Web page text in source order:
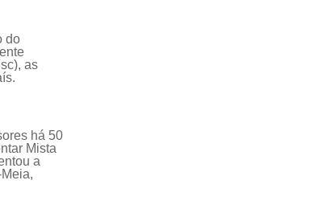
do
as
há 50
Mista
a